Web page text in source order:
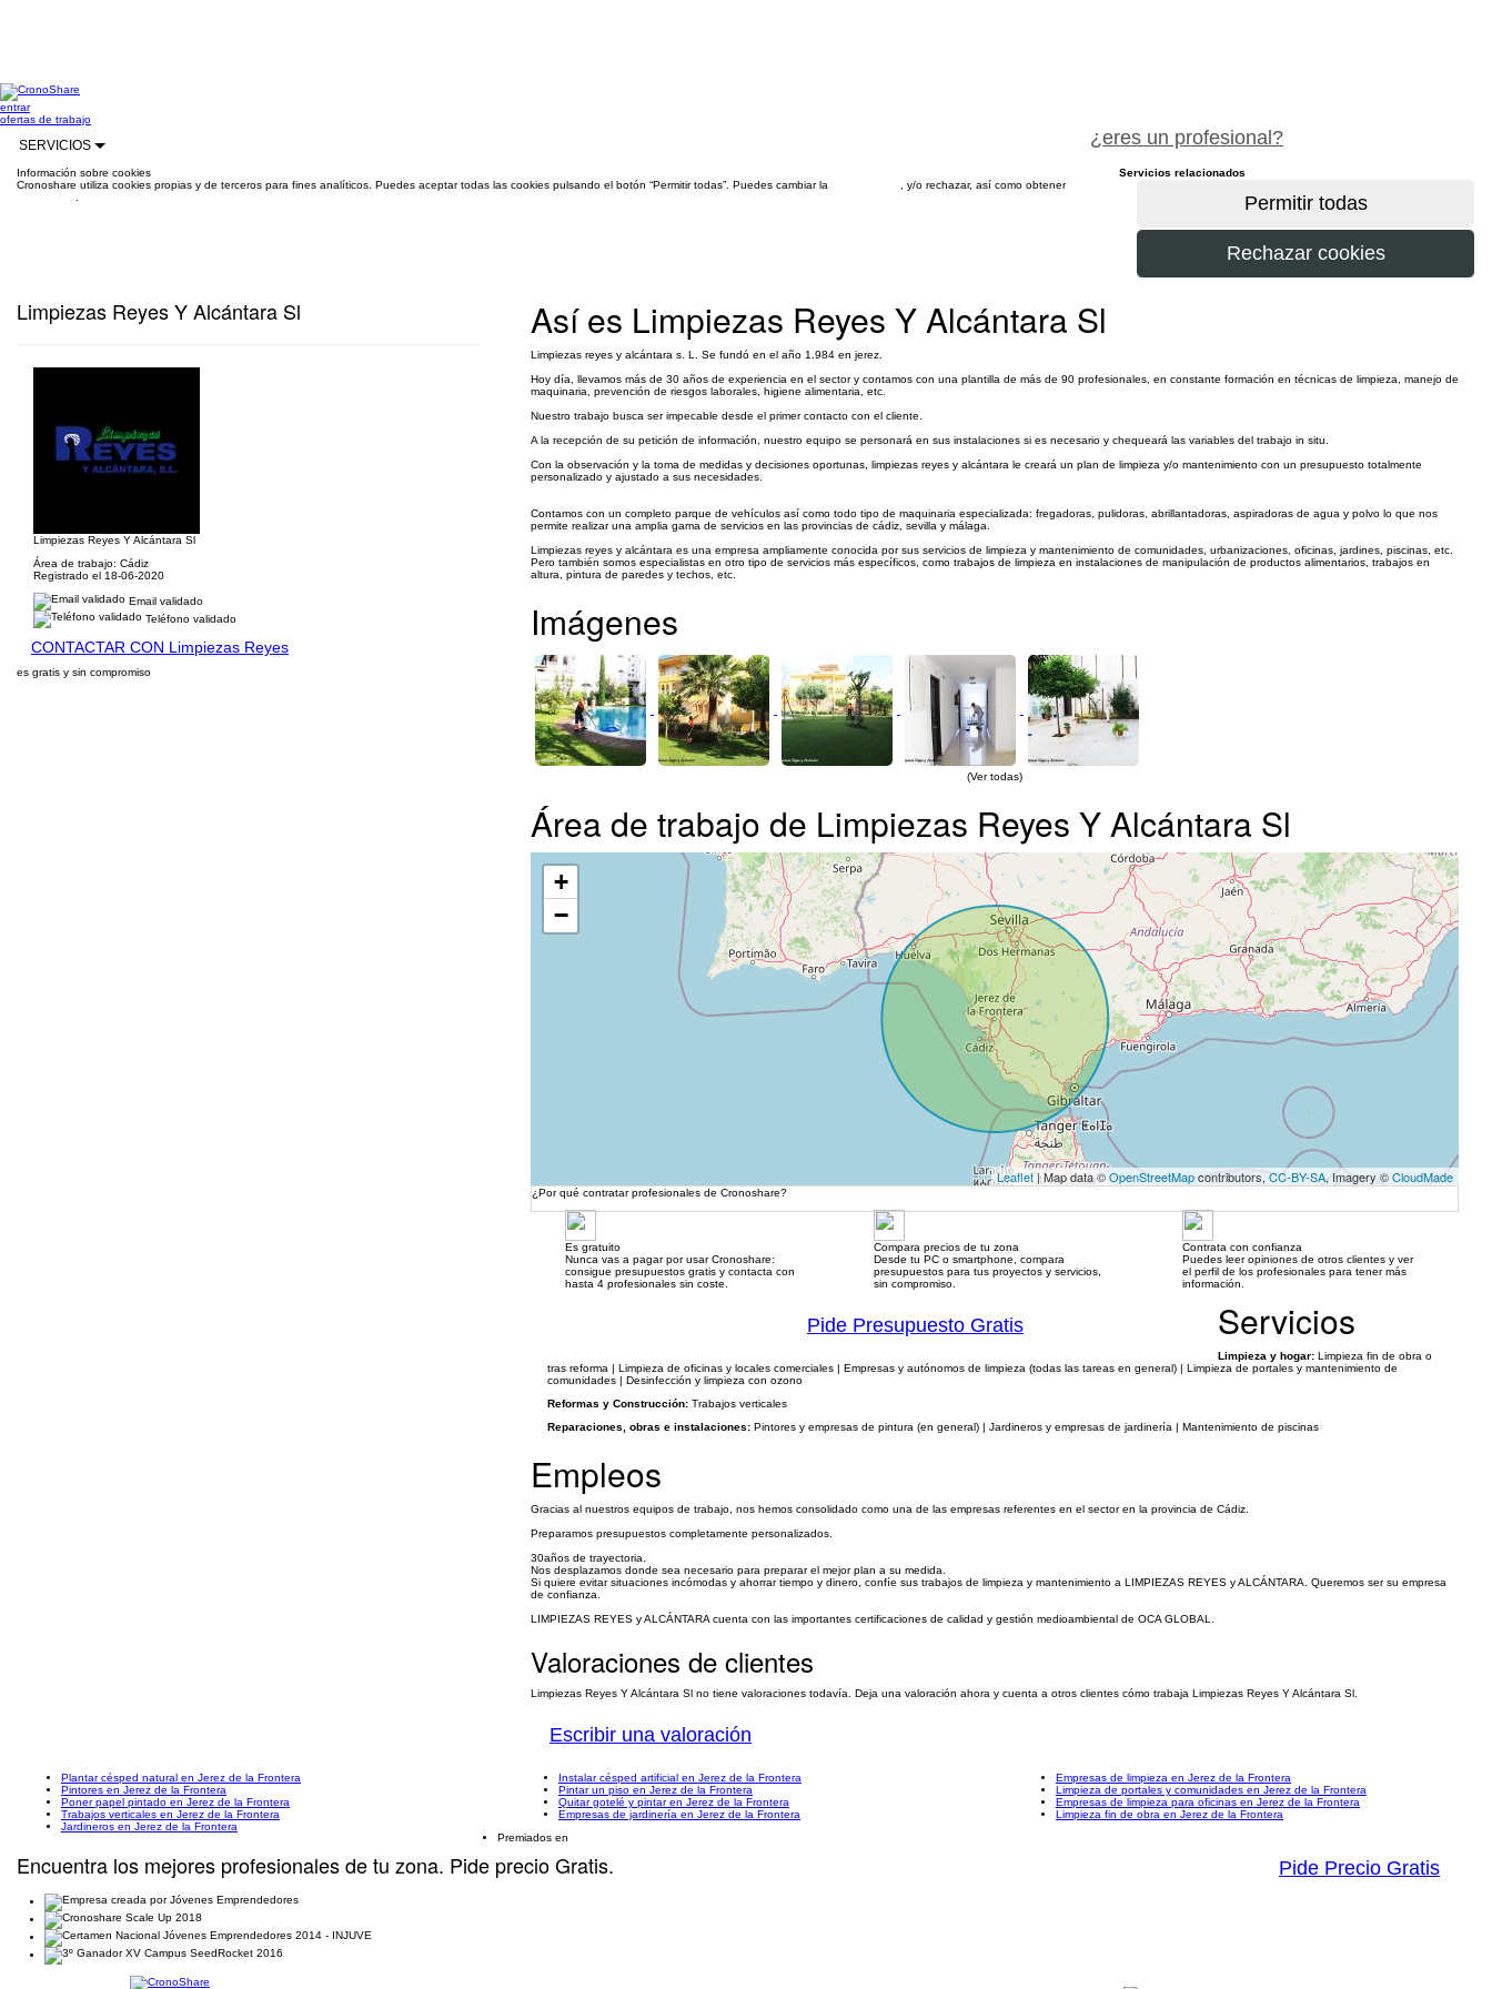
entrar
¿eres un profesional?
ofertas de trabajo
SERVICIOS
Información sobre cookies
Cronoshare utiliza cookies propias y de terceros para fines analíticos. Puedes aceptar todas las cookies pulsando el botón “Permitir todas”. Puedes cambiar la
, y/o rechazar, así como obtener
Limpiezas Reyes Y Alcántara Sl
Limpiezas Reyes Y Alcántara Sl
Área de trabajo: Cádiz
Registrado el 18-06-2020
Email validado
Teléfono validado
CONTACTAR CON Limpiezas Reyes
es gratis y sin compromiso
Así es Limpiezas Reyes Y Alcántara Sl
Limpiezas reyes y alcántara s. L. Se fundó en el año 1.984 en jerez.
Hoy día, llevamos más de 30 años de experiencia en el sector y contamos con una plantilla de más de 90 profesionales, en constante formación en técnicas de limpieza, manejo de
maquinaria, prevención de riesgos laborales, higiene alimentaria, etc.
Nuestro trabajo busca ser impecable desde el primer contacto con el cliente.
A la recepción de su petición de información, nuestro equipo se personará en sus instalaciones si es necesario y chequeará las variables del trabajo in situ.
Con la observación y la toma de medidas y decisiones oportunas, limpiezas reyes y alcántara le creará un plan de limpieza y/o mantenimiento con un presupuesto totalmente
personalizado y ajustado a sus necesidades.
Contamos con un completo parque de vehículos así como todo tipo de maquinaria especializada: fregadoras, pulidoras, abrillantadoras, aspiradoras de agua y polvo lo que nos
permite realizar una amplia gama de servicios en las provincias de cádiz, sevilla y málaga.
Limpiezas reyes y alcántara es una empresa ampliamente conocida por sus servicios de limpieza y mantenimiento de comunidades, urbanizaciones, oficinas, jardines, piscinas, etc.
Pero también somos especialistas en otro tipo de servicios más específicos, como trabajos de limpieza en instalaciones de manipulación de productos alimentarios, trabajos en
altura, pintura de paredes y techos, etc.
Imágenes
(Ver todas)
Área de trabajo de Limpiezas Reyes Y Alcántara Sl
+
−
Leaflet| Map data ©OpenStreetMapcontributors, CC-BY-SA, Imagery ©CloudMade
¿Por qué contratar profesionales de Cronoshare?
Es gratuito
Nunca vas a pagar por usar Cronoshare:
consigue presupuestos gratis y contacta con
hasta 4 profesionales sin coste.
Compara precios de tu zona
Desde tu PC o smartphone, compara
presupuestos para tus proyectos y servicios,
sin compromiso.
Contrata con confianza
Puedes leer opiniones de otros clientes y ver
el perfil de los profesionales para tener más
información.
Pide Presupuesto Gratis Servicios
Limpieza y hogar: Limpieza fin de obra o
tras reforma | Limpieza de oficinas y locales comerciales | Empresas y autónomos de limpieza (todas las tareas en general) | Limpieza de portales y mantenimiento de
comunidades | Desinfección y limpieza con ozono
Reformas y Construcción: Trabajos verticales
Reparaciones, obras e instalaciones: Pintores y empresas de pintura (en general) | Jardineros y empresas de jardinería | Mantenimiento de piscinas
Empleos
Gracias al nuestros equipos de trabajo, nos hemos consolidado como una de las empresas referentes en el sector en la provincia de Cádiz.
Preparamos presupuestos completamente personalizados.
30años de trayectoria.
Nos desplazamos donde sea necesario para preparar el mejor plan a su medida.
Si quiere evitar situaciones incómodas y ahorrar tiempo y dinero, confíe sus trabajos de limpieza y mantenimiento a LIMPIEZAS REYES y ALCÁNTARA. Queremos ser su empresa
de confianza.
LIMPIEZAS REYES y ALCÁNTARA cuenta con las importantes certificaciones de calidad y gestión medioambiental de OCA GLOBAL.
Valoraciones de clientes
Limpiezas Reyes Y Alcántara Sl no tiene valoraciones todavía. Deja una valoración ahora y cuenta a otros clientes cómo trabaja Limpiezas Reyes Y Alcántara Sl.
Escribir una valoración
Servicios relacionados
Plantar césped natural en Jerez de la Frontera
Pintores en Jerez de la Frontera
Poner papel pintado en Jerez de la Frontera
Trabajos verticales en Jerez de la Frontera
Jardineros en Jerez de la Frontera
Instalar césped artificial en Jerez de la Frontera
Pintar un piso en Jerez de la Frontera
Quitar gotelé y pintar en Jerez de la Frontera
Empresas de jardinería en Jerez de la Frontera
Empresas de limpieza en Jerez de la Frontera
Limpieza de portales y comunidades en Jerez de la Frontera
Empresas de limpieza para oficinas en Jerez de la Frontera
Limpieza fin de obra en Jerez de la Frontera
Encuentra los mejores profesionales de tu zona. Pide precio Gratis. Pide Precio Gratis
Premiados en